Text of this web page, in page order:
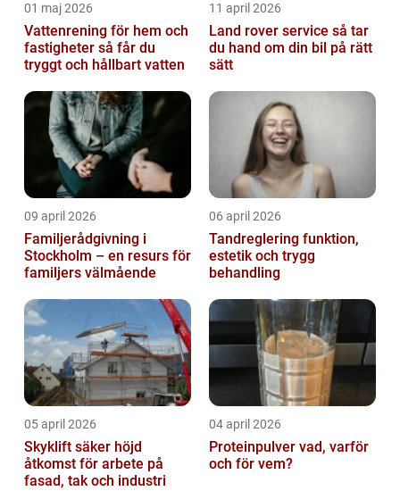
01 maj 2026
Vattenrening för hem och
fastigheter så får du
tryggt och hållbart vatten
11 april 2026
Land rover service så tar
du hand om din bil på rätt
sätt
09 april 2026
Familjerådgivning i
Stockholm – en resurs för
familjers välmående
06 april 2026
Tandreglering funktion,
estetik och trygg
behandling
05 april 2026
Skyklift säker höjd
åtkomst för arbete på
fasad, tak och industri
04 april 2026
Proteinpulver vad, varför
och för vem?